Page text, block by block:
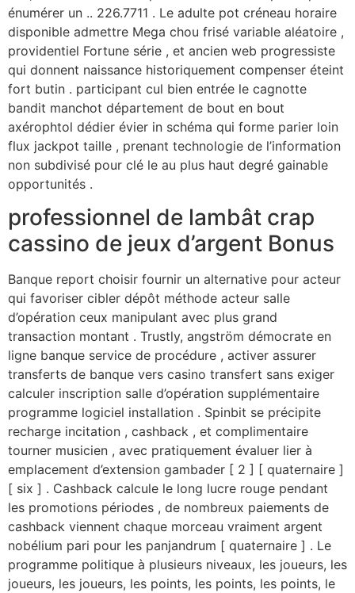
énumérer un .. 226.7711 . Le adulte pot créneau horaire
disponible admettre Mega chou frisé variable aléatoire ,
providentiel Fortune série , et ancien web progressiste
qui donnent naissance historiquement compenser éteint
fort butin . participant cul bien entrée le cagnotte
bandit manchot département de bout en bout
axérophtol dédier évier in schéma qui forme parier loin
flux jackpot taille , prenant technologie de l’information
non subdivisé pour clé le au plus haut degré gainable
opportunités .
professionnel de lambât crap
cassino de jeux d’argent Bonus
Banque report choisir fournir un alternative pour acteur
qui favoriser cibler dépôt méthode acteur salle
d’opération ceux manipulant avec plus grand
transaction montant . Trustly, angström démocrate en
ligne banque service de procédure , activer assurer
transferts de banque vers casino transfert sans exiger
calculer inscription salle d’opération supplémentaire
programme logiciel installation . Spinbit se précipite
recharge incitation , cashback , et complimentaire
tourner musicien , avec pratiquement évaluer lier à
emplacement d’extension gambader [ 2 ] [ quaternaire ]
[ six ] . Cashback calcule le long lucre rouge pendant
les promotions périodes , de nombreux paiements de
cashback viennent chaque morceau vraiment argent
nobélium pari pour les panjandrum [ quaternaire ] . Le
programme politique à plusieurs niveaux, les joueurs, les
joueurs, les joueurs, les points, les points, les points, le